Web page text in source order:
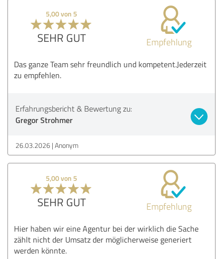
5,00 von 5
SEHR GUT Empfehlung
Das ganze Team sehr freundlich und kompetent.Jederzeit
zu empfehlen.
Erfahrungsbericht & Bewertung zu:
Gregor Strohmer
26.03.2026 Anonym
5,00 von 5
SEHR GUT Empfehlung
Hier haben wir eine Agentur bei der wirklich die Sache
zählt nicht der Umsatz der möglicherweise generiert
werden könnte.